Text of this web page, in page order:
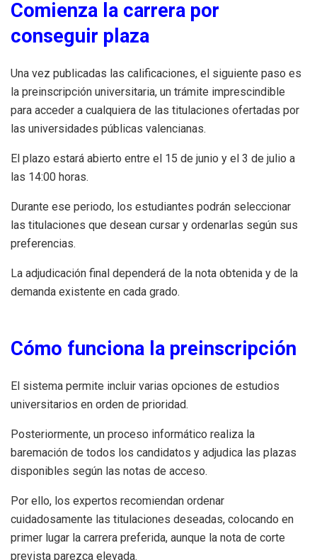
Comienza la carrera por
conseguir plaza
Una vez publicadas las calificaciones, el siguiente paso es
la preinscripción universitaria, un trámite imprescindible
para acceder a cualquiera de las titulaciones ofertadas por
las universidades públicas valencianas.
El plazo estará abierto entre el 15 de junio y el 3 de julio a
las 14:00 horas.
Durante ese periodo, los estudiantes podrán seleccionar
las titulaciones que desean cursar y ordenarlas según sus
preferencias.
La adjudicación final dependerá de la nota obtenida y de la
demanda existente en cada grado.
Cómo funciona la preinscripción
El sistema permite incluir varias opciones de estudios
universitarios en orden de prioridad.
Posteriormente, un proceso informático realiza la
baremación de todos los candidatos y adjudica las plazas
disponibles según las notas de acceso.
Por ello, los expertos recomiendan ordenar
cuidadosamente las titulaciones deseadas, colocando en
primer lugar la carrera preferida, aunque la nota de corte
prevista parezca elevada.